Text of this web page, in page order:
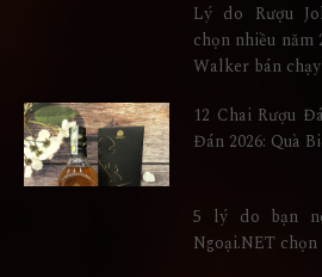
Lý do Rượu
chọn nhiều năm
Walker bán
12 Chai Rượu
Đán 2026: Quà
5 lý do bạn
Ngoại.NET